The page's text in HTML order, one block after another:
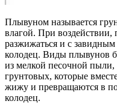
Плывуном называется
влагой. При воздействии,
разжижаться и с завидным
колодец. Виды плывунов
из мелкой песочной
грунтовых, которые
жижу и превращаются в
колодец.